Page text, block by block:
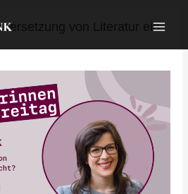
von Literatur ein